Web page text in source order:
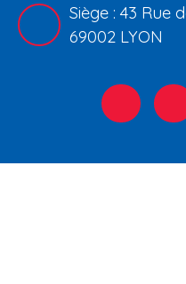
Siège : 43 Rue
69002 LYON